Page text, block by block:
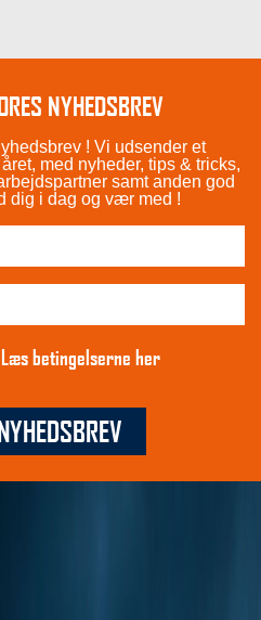
NYHEDSBREV
! Vi udsender et
med nyheder, tips & tricks,
samt anden god
dig i dag og vær med !
Læs betingelserne her